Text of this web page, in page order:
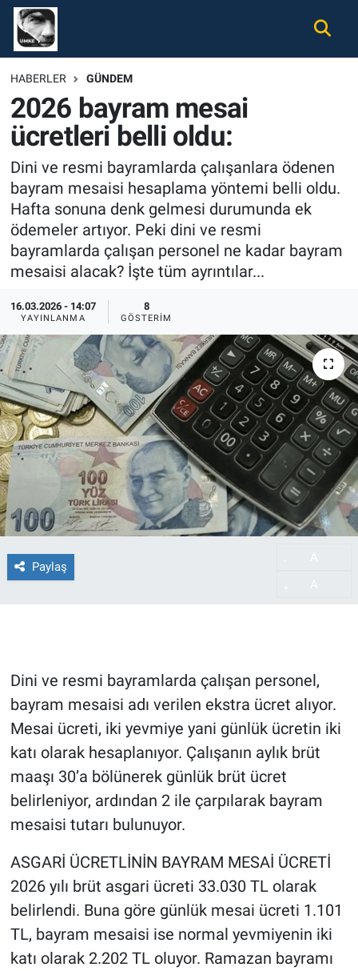
HABERLER GÜNDEM
2026 bayram mesai
ücretleri belli oldu:
Dini ve resmi bayramlarda çalışanlara ödenen
bayram mesaisi hesaplama yöntemi belli oldu.
Hafta sonuna denk gelmesi durumunda ek
ödemeler artıyor. Peki dini ve resmi
bayramlarda çalışan personel ne kadar bayram
mesaisi alacak? İşte tüm ayrıntılar...
16.03.2026 - 14:07
YAYINLANMA
8
GÖSTERIM
Paylaş
Dini ve resmi bayramlarda çalışan personel,
bayram mesaisi adı verilen ekstra ücret alıyor.
Mesai ücreti, iki yevmiye yani günlük ücretin iki
katı olarak hesaplanıyor. Çalışanın aylık brüt
maaşı 30’a bölünerek günlük brüt ücret
belirleniyor, ardından 2 ile çarpılarak bayram
mesaisi tutarı bulunuyor.
ASGARİ ÜCRETLİNİN BAYRAM MESAİ ÜCRETİ
2026 yılı brüt asgari ücreti 33.030 TL olarak
belirlendi. Buna göre günlük mesai ücreti 1.101
TL, bayram mesaisi ise normal yevmiyenin iki
katı olarak 2.202 TL oluyor. Ramazan bayramı
Gündem
Ekonomi
Spor
Magazin
Tüm Haberler
İletişim
Künye
Nöbetçi Eczaneler
Hava Durumu
Namaz Vakitleri
Trafik Durumu
Süper Lig Puan Durumu ve Fikstür
Tüm Manşetler
Son Dakika Haberleri
Haber Arşivi